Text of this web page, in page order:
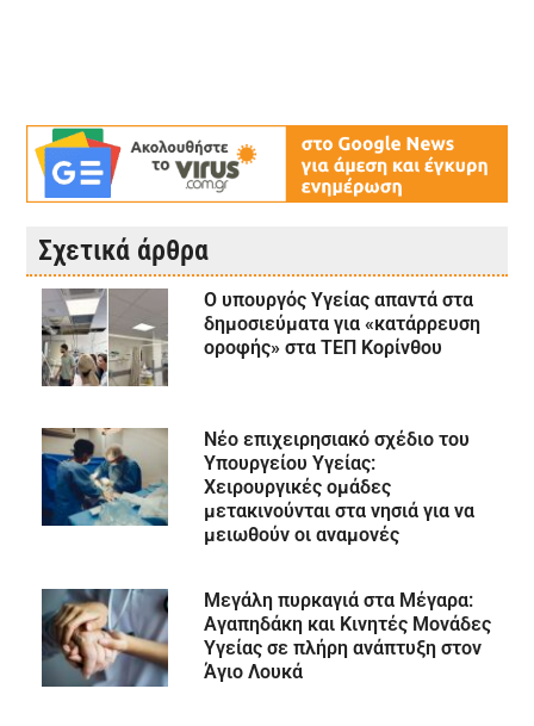
Σχετικά άρθρα
Ο υπουργός Υγείας απαντά στα
δημοσιεύματα για «κατάρρευση
οροφής» στα ΤΕΠ Κορίνθου
Νέο επιχειρησιακό σχέδιο του
Υπουργείου Υγείας:
Χειρουργικές ομάδες
μετακινούνται στα νησιά για να
μειωθούν οι αναμονές
Μεγάλη πυρκαγιά στα Μέγαρα:
Αγαπηδάκη και Κινητές Μονάδες
Υγείας σε πλήρη ανάπτυξη στον
Άγιο Λουκά